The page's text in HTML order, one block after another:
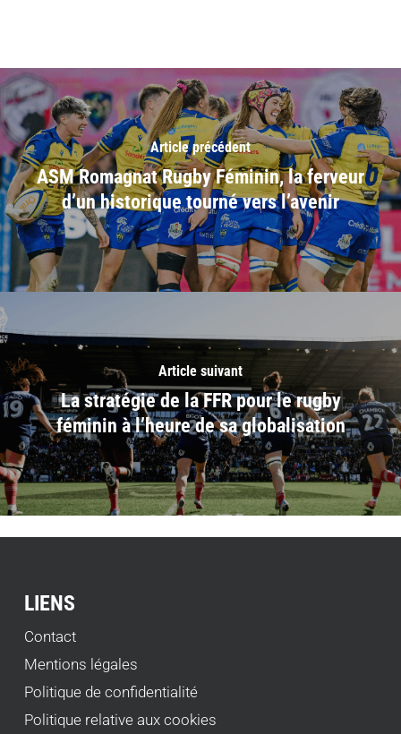
Article précédent
ASM Romagnat Rugby Féminin, la ferveur
d’un historique tourné vers l’avenir
Article suivant
La stratégie de la FFR pour le rugby
féminin à l’heure de sa globalisation
LIENS
Contact
Mentions légales
Politique de confidentialité
Politique relative aux cookies